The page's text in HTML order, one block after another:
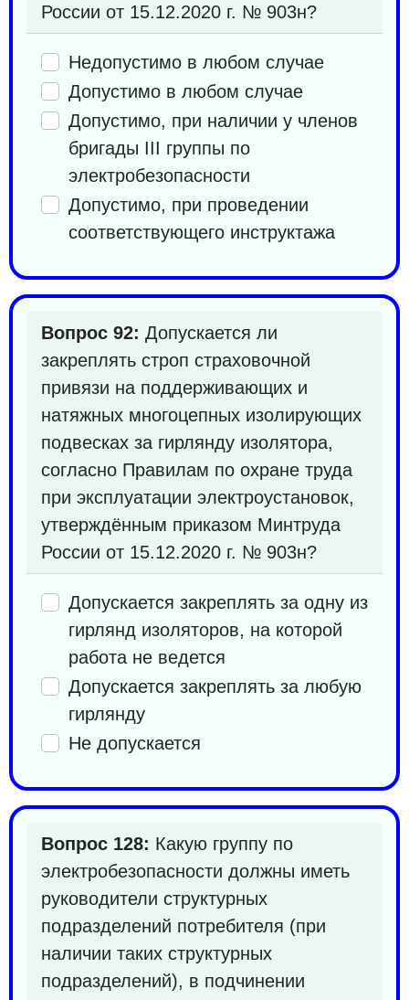
России от 15.12.2020 г. № 903н?
Недопустимо в любом случае
Допустимо в любом случае
Допустимо, при наличии у членов
бригады III группы по
электробезопасности
Допустимо, при проведении
соответствующего инструктажа
Вопрос 92: Допускается ли
закреплять строп страховочной
привязи на поддерживающих и
натяжных многоцепных изолирующих
подвесках за гирлянду изолятора,
согласно Правилам по охране труда
при эксплуатации электроустановок,
утверждённым приказом Минтруда
России от 15.12.2020 г. № 903н?
Допускается закреплять за одну из
гирлянд изоляторов, на которой
работа не ведется
Допускается закреплять за любую
гирлянду
Не допускается
Вопрос 128: Какую группу по
электробезопасности должны иметь
руководители структурных
подразделений потребителя (при
наличии таких структурных
подразделений), в подчинении